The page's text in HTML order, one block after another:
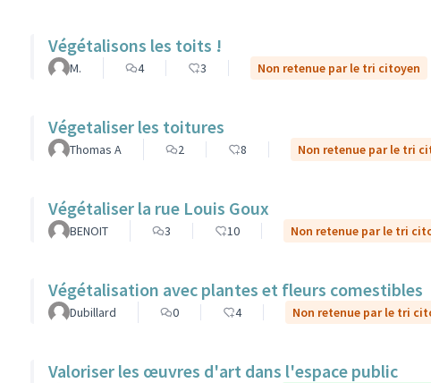
Végétalisons les toits !
M. 4 3 Non retenue par le tri citoyen
Végetaliser les toitures
Thomas A 2 8 Non retenue par le tri
Végétaliser la rue Louis Goux
BENOIT 3 10 Non retenue par le tri
Végétalisation avec plantes et fleurs comestibles
Dubillard 0 4 Non retenue par le tri
Valoriser les œuvres d'art dans l'espace public